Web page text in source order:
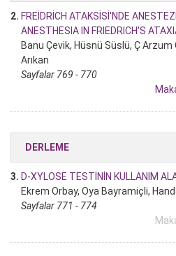
2. FREİDRİCH ATAKSİSİ'NDE ANESTEZİ
ANESTHESIA IN FRIEDRICH'S
Banu Çevik, Hüsnü Süslü, Ç Arzum
Arıkan
Sayfalar 769 - 770
DERLEME
3. D-XYLOSE TESTİNİN KULLANIM
Ekrem Orbay, Oya Bayramiçli,
Sayfalar 771 - 774